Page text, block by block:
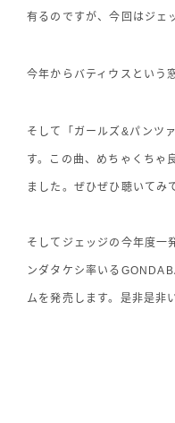
有るのですが、今回はジェ
今年からバティウスという
そして「ガールズ&パンツ
す。この曲、めちゃくちゃ
ました。ぜひぜひ聴いてみ
そしてジェッジの今年度
ンダタケシ率いる
ムを発売します。是非是非